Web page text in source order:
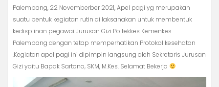
Palembang, 22 Novemberber 2021, Apel pagi yg merupakan
suatu bentuk kegiatan rutin di laksanakan untuk membentuk
kedisplinan pegawai Jurusan Gizi Poltekkes Kemenkes
Palembang dengan tetap memperhatikan Protokol kesehatan
.Kegiatan apel pagi ini dipimpin langsung oleh Sekretaris Jurusan
Gizi yaitu Bapak Sartono, SKM, M.Kes. Selamat Bekerja